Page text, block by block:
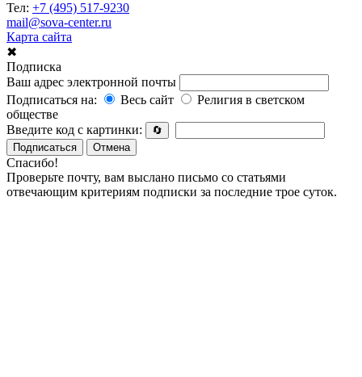
Тел: +7 (495) 517-9230
mail@sova-center.ru
Карта сайта
✖
Подписка
Ваш адрес электронной почты
Подписаться на:
Весь сайт
Религия в светском
обществе
Введите код с картинки:
🔄
Подписаться
Отмена
Спасибо!
Проверьте почту, вам выслано письмо со статьями
отвечающим критериям подписки за последние трое суток.